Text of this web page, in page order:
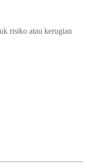
risiko atau kerugian